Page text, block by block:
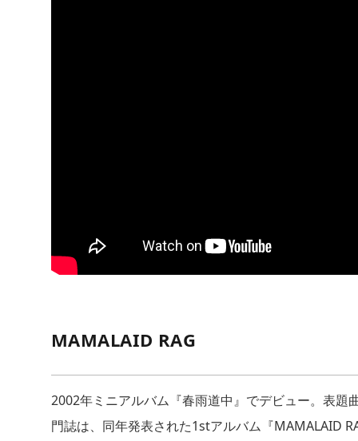
MAMALAID RAG
2002年ミニアルバム『春雨道中』でデビュー。表
門誌は、同年発表された1stアルバム『MAMALAID